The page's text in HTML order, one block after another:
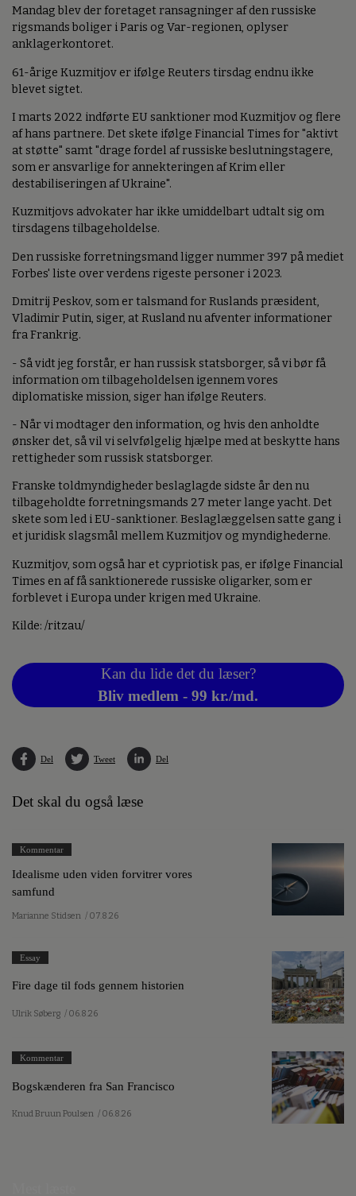
Mandag blev der foretaget ransagninger af den russiske
rigsmands boliger i Paris og Var-regionen, oplyser
anklagerkontoret.
61-årige Kuzmitjov er ifølge Reuters tirsdag endnu ikke
blevet sigtet.
I marts 2022 indførte EU sanktioner mod Kuzmitjov og flere
af hans partnere. Det skete ifølge Financial Times for "aktivt
at støtte" samt "drage fordel af russiske beslutningstagere,
som er ansvarlige for annekteringen af Krim eller
destabiliseringen af Ukraine".
Kuzmitjovs advokater har ikke umiddelbart udtalt sig om
tirsdagens tilbageholdelse.
Den russiske forretningsmand ligger nummer 397 på mediet
Forbes' liste over verdens rigeste personer i 2023.
Dmitrij Peskov, som er talsmand for Ruslands præsident,
Vladimir Putin, siger, at Rusland nu afventer informationer
fra Frankrig.
- Så vidt jeg forstår, er han russisk statsborger, så vi bør få
information om tilbageholdelsen igennem vores
diplomatiske mission, siger han ifølge Reuters.
- Når vi modtager den information, og hvis den anholdte
ønsker det, så vil vi selvfølgelig hjælpe med at beskytte hans
rettigheder som russisk statsborger.
Franske toldmyndigheder beslaglagde sidste år den nu
tilbageholdte forretningsmands 27 meter lange yacht. Det
skete som led i EU-sanktioner. Beslaglæggelsen satte gang i
et juridisk slagsmål mellem Kuzmitjov og myndighederne.
Kuzmitjov, som også har et cypriotisk pas, er ifølge Financial
Times en af få sanktionerede russiske oligarker, som er
forblevet i Europa under krigen med Ukraine.
Kilde: /ritzau/
Kan du lide det du læser?
Bliv medlem - 99 kr./md.
Del Tweet Del
Det skal du også læse
Kommentar
Idealisme uden viden forvitrer vores
samfund
Marianne Stidsen / 07.8.26
Essay
Fire dage til fods gennem historien
Ulrik Søberg / 06.8.26
Kommentar
Bogskænderen fra San Francisco
Knud Bruun Poulsen / 06.8.26